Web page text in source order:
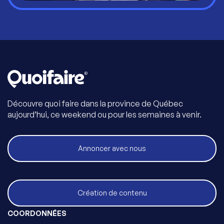
Découvre quoi faire dans la province de Québec
aujourd’hui, ce weekend ou pour les semaines à venir.
Annoncer avec nous
Création de contenu
COORDONNÉES